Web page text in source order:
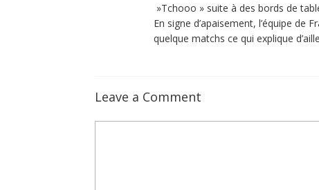
»Tchooo » suite à des bords de
En signe d’apaisement, l’équipe de
quelque matchs ce qui explique
Leave a Comment